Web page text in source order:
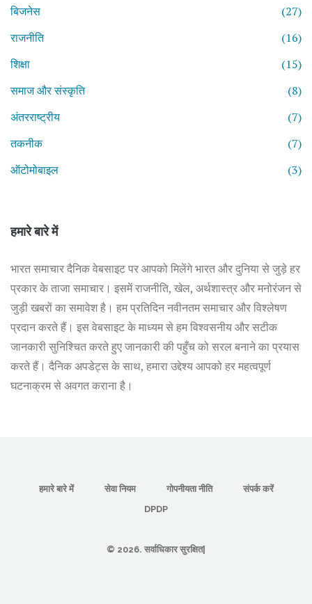
बिजनेस
(27)
राजनीति
(16)
शिक्षा
(15)
समाज और संस्कृति
(8)
अंतरराष्ट्रीय
(7)
तकनीक
(7)
ऑटोमोबाइल
(3)
हमारे बारे में
भारत समाचार दैनिक वेबसाइट पर आपको मिलेंगे भारत और दुनिया से जुड़े हर
प्रकार के ताजा समाचार। इसमें राजनीति, खेल, अर्थशास्त्र और मनोरंजन से
जुड़ी खबरों का समावेश है। हम प्रतिदिन नवीनतम समाचार और विश्लेषण
प्रदान करते हैं। इस वेबसाइट के माध्यम से हम विश्वसनीय और सटीक
जानकारी सुनिश्चित करते हुए जानकारी की पहुँच को सरल बनाने का प्रयास
करते हैं। दैनिक अपडेट्स के साथ, हमारा उद्देश्य आपको हर महत्वपूर्ण
घटनाक्रम से अवगत कराना है।
हमारे बारे में सेवा नियम गोपनीयता नीति
संपर्क करें
DPDP
© 2026. सर्वाधिकार सुरक्षित|